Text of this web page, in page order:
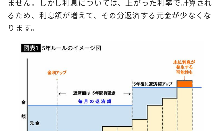
ません。しかし利息については、上がった利率で計算され
るため、利息額が増えて、その分返済する元金が少なくな
ります。